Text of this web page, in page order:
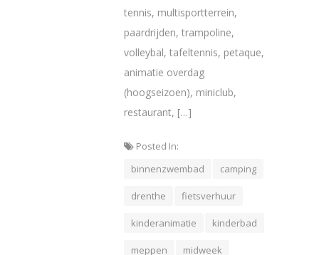
tennis, multisportterrein,
paardrijden, trampoline,
volleybal, tafeltennis, petaque,
animatie overdag
(hoogseizoen), miniclub,
restaurant, […]
Posted In:
binnenzwembad
camping
drenthe fietsverhuur
kinderanimatie kinderbad
meppen midweek